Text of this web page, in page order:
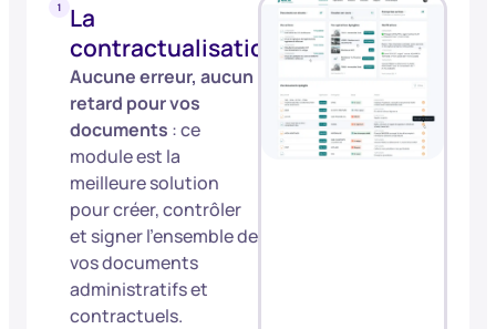
La
contractualisation
Aucune erreur, aucun
retard pour vos
documents : ce
module est la
meilleure solution
pour créer, contrôler
et signer l’ensemble de
vos documents
administratifs et
contractuels.